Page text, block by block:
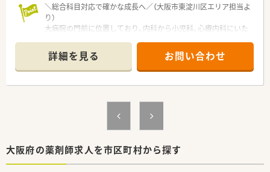
式の疾患別社内研修を開催しており、最新の臨床医学を深く学べ
ます。
■管理薬剤師には早い方で入社3年前後で就任できるほか、将来
的にはブロック長や本部付の部長へと着実なステップアップが
可能です。
＼総合科目対応で確かな成長へ／（大阪市東淀川区エリア担当よ
り）
大病院の門前に位置しており、内科から小児科、心療内科にいた
ながら、大幅なスキルアップが叶う環境です。
＊------------------------------------------＊
【店舗情報と応需状況について】
■阪急千里線の柴島駅から徒歩で1分という、悪天候の日でもス
■地域の基幹病院である淀川キリスト病院の門前に位置してお
■内科、呼吸器科、外科、小児科、産婦人科、心療内科など、総合科
詳細を見る お問い合わせ
大阪府の薬剤師求人を市区町村から探す